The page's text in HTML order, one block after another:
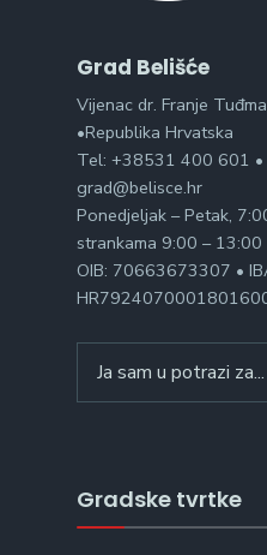
Grad Belišće
Vijenac dr. Franje
•Republika Hrvatska
Tel: +38531 400 601
grad@belisce.hr
Ponedjeljak – Petak,
strankama 9:00 – 13:00
OIB: 70663673307 •
for:
Gradske tvrtke